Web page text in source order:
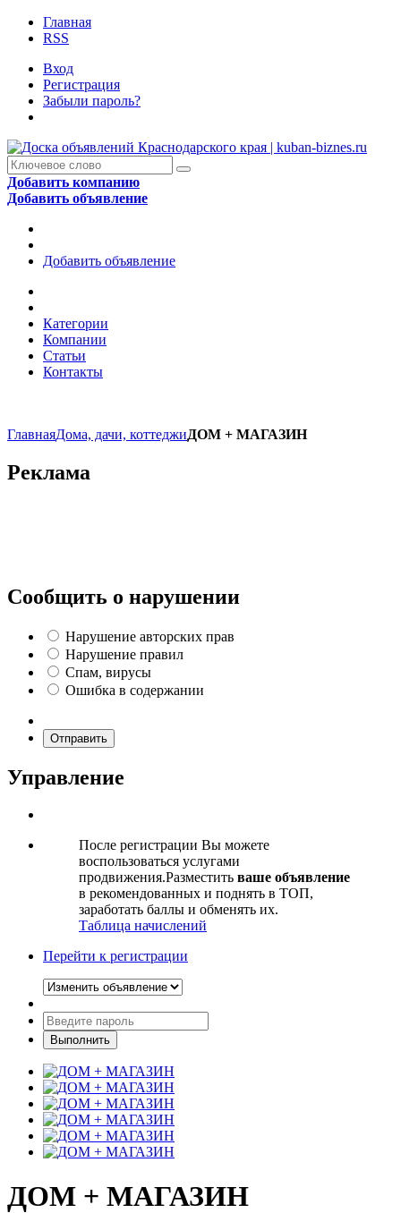
Главная
RSS
Вход
Регистрация
Забыли пароль?
Добавить компанию
Добавить объявление
Добавить объявление
Категории
Компании
Статьи
Контакты
ГлавнаяДома, дачи, коттеджиДОМ + МАГАЗИН
Реклама
Сообщить о нарушении
Нарушение авторских прав
Нарушение правил
Спам, вирусы
Ошибка в содержании
Отправить
Управление
После регистрации Вы можете
воспользоваться услугами
продвижения.Разместить ваше объявление
в рекомендованных и поднять в ТОП,
заработать баллы и обменять их.
Таблица начислений
Перейти к регистрации
ДОМ + МАГАЗИН